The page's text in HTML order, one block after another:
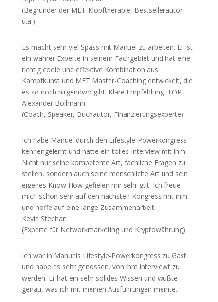
(Begründer der MET-Klopftherapie, Bestsellerautor
u.a.)
Es macht sehr viel Spass mit Manuel zu arbeiten. Er ist
ein wahrer Experte in seinem Fachgebiet und hat eine
richtig coole und effektive Kombination aus
Kampfkunst und MET Master-Coaching entwickelt, die
es so noch nirgendwo gibt. Klare Empfehlung. TOP!
Alexander Bollmann
(Coach, Speaker, Buchautor, Finanzierungsexperte)
Ich habe Manuel durch den Lifestyle-Powerkongress
kennengelernt und hatte ein tolles Interview mit ihm.
Nicht nur seine kompetente Art, fachliche Fragen zu
stellen, sondern auch seine menschliche Art und sein
eigenes Know How gefielen mir sehr gut. Ich freue
mich schon sehr auf den nächsten Kongress mit ihm
und hoffe auf eine lange Zusammenarbeit.
Kevin Stephan
(Experte für Networkmarketing und Kryptowährung)
Ich war in Manuels Lifestyle-Powerkongress zu Gast
und habe es sehr genossen, von ihm interviewt zu
werden. Er hat ein sehr solides Wissen und wußte
genau, was ich mit meinen Ausführungen meinte.